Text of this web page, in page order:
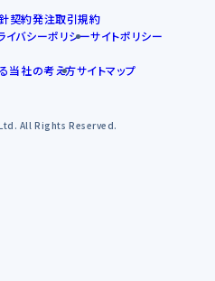
契約発注取引規約
イバシーポリシーサイトポリシー
当社の考え方サイトマップ
All Rights Reserved.